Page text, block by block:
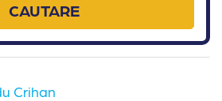
CAUTARE
Crihan